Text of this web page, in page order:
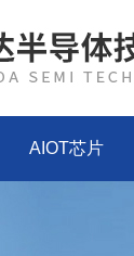
AIOT芯片